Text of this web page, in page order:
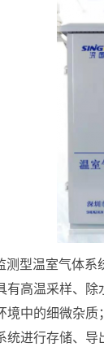
型温室气体
高温采样、
境中的细微杂
统进行存储、